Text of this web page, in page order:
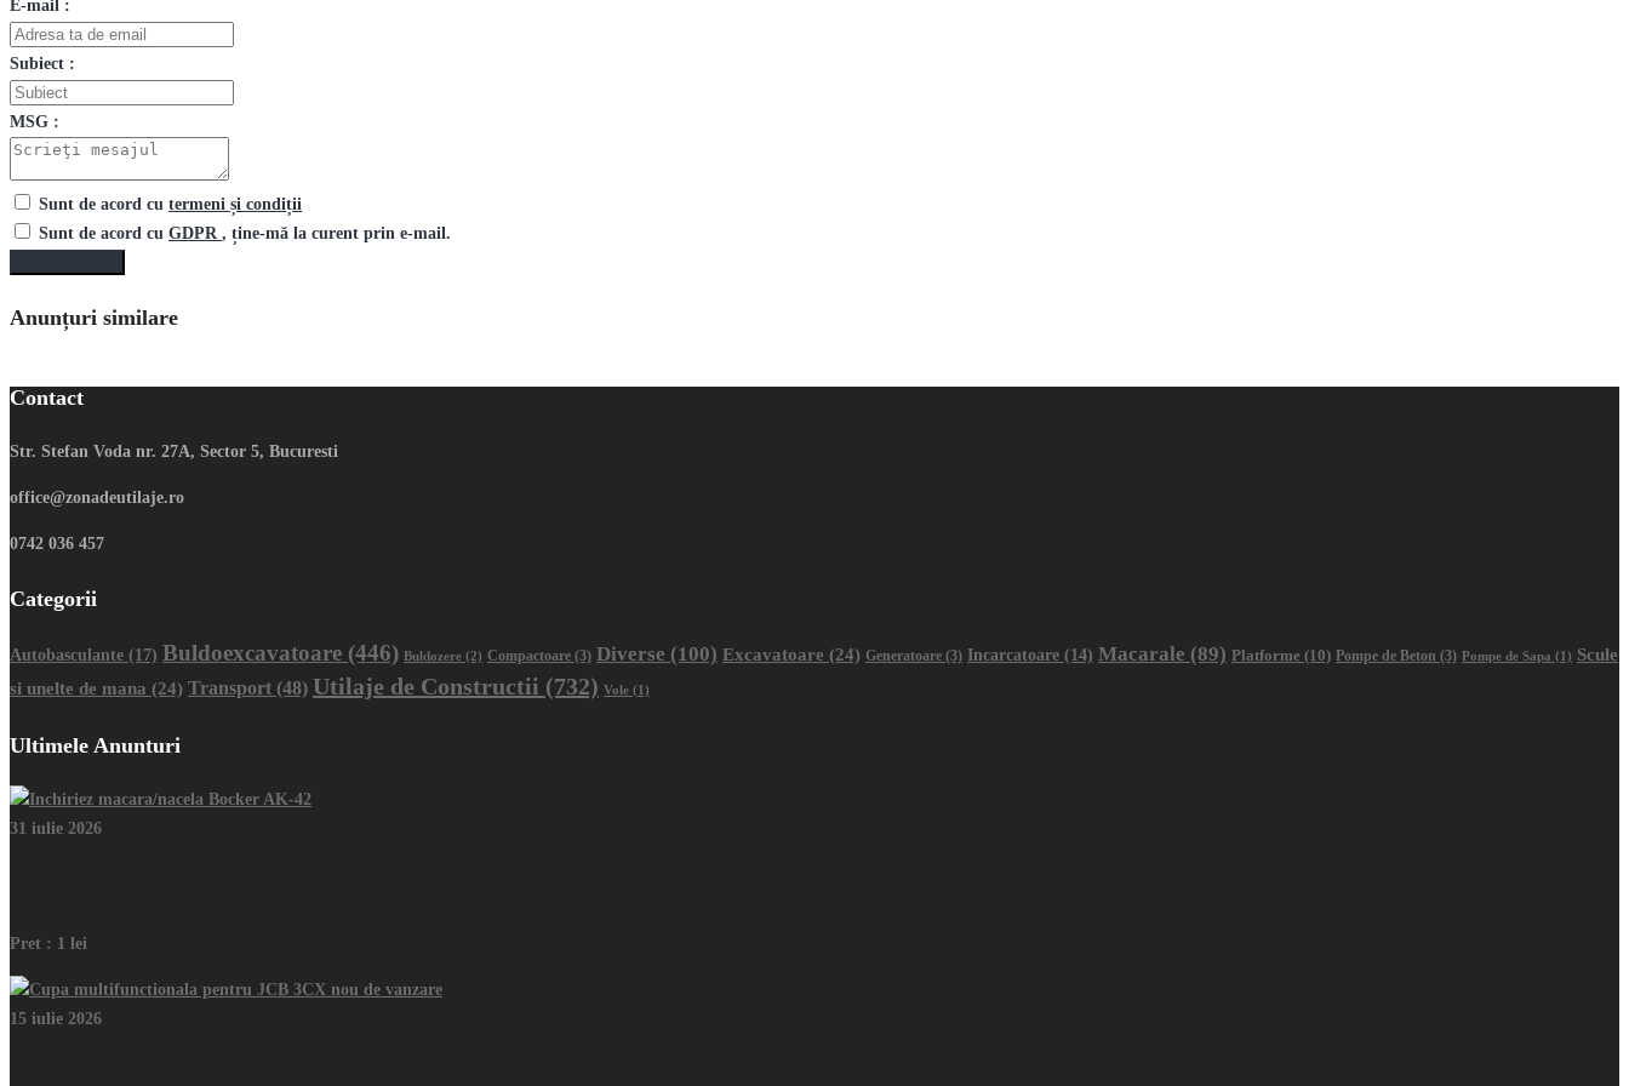
E-mail :
Subiect :
MSG :
Sunt de acord cu termeni și condiții
Sunt de acord cu GDPR , ține-mă la curent prin e-mail.
Anunțuri similare
Contact
Str. Stefan Voda nr. 27A, Sector 5, Bucuresti
office@zonadeutilaje.ro
0742 036 457
Categorii
Autobasculante (17) Buldoexcavatoare (446) Buldozere (2) Compactoare (3) Diverse (100) Excavatoare (24) Generatoare (3) Incarcatoare (14) Macarale (89) Platforme (10) Pompe de Beton (3) Pompe de Sapa (1) Scule
si unelte de mana (24) Transport (48) Utilaje de Constructii (732) Vole (1)
Ultimele Anunturi
31 iulie 2026
Pret : 1 lei
15 iulie 2026